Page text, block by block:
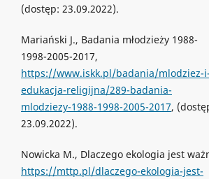
(dostęp: 23.09.2022).
Mariański J., Badania młodzieży 1988-
1998-2005-2017,
https://www.iskk.pl/badania/mlodziez-i-
edukacja-religijna/289-badania-
mlodziezy-1988-1998-2005-2017,
23.09.2022).
Nowicka M., Dlaczego ekologia jest
https://mttp.pl/dlaczego-ekologia-jest-